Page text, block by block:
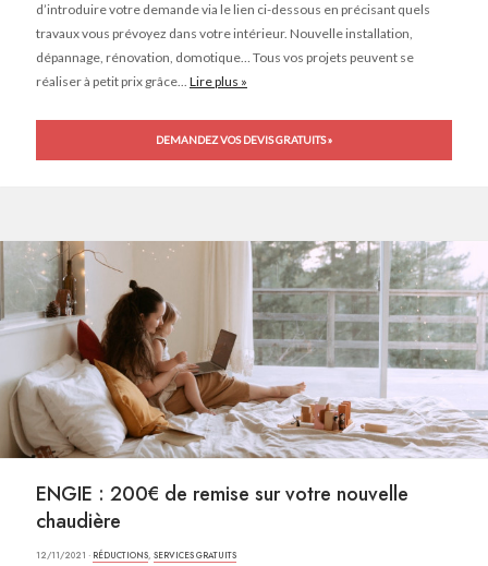
d’introduire votre demande via le lien ci-dessous en précisant quels
travaux vous prévoyez dans votre intérieur. Nouvelle installation,
dépannage, rénovation, domotique… Tous vos projets peuvent se
réaliser à petit prix grâce... Lire plus »
DEMANDEZ VOS DEVIS GRATUITS »
ENGIE : 200€ de remise sur votre nouvelle
chaudière
12/11/2021 · RÉDUCTIONS, SERVICES GRATUITS